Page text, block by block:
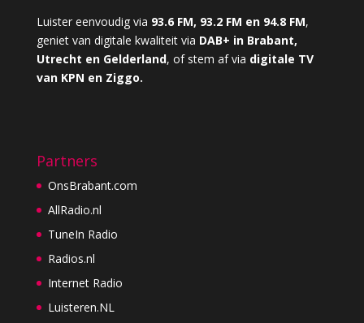
Luister eenvoudig via 93.6 FM, 93.2 FM en 94.8 FM,
geniet van digitale kwaliteit via DAB+ in Brabant,
Utrecht en Gelderland, of stem af via digitale TV
van KPN en Ziggo.
Partners
OnsBrabant.com
AllRadio.nl
TuneIn Radio
Radios.nl
Internet Radio
Luisteren.NL